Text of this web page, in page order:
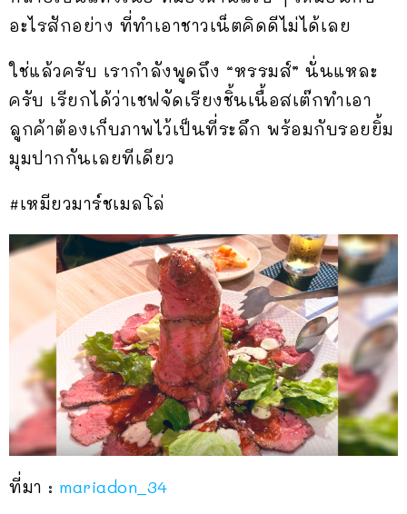
อะไรสักอย่าง ที่ทำเอาชาวเน็ตคิดดีไม่ได้เลย
ใช่แล้วครับ เรากำลังพูดถึง “หรรมส์” นั่นแหละ
ครับ เรียกได้ว่าเชฟจัดเรียงชิ้นเนื้อสเต๊กทำเอา
ลูกค้าต้องเก็บภาพไว้เป็นที่ระลึก พร้อมกับรอยยิ้ม
มุมปากกันเลยทีเดียว
#เหมียวมาร์ชเมลโล่
ที่มา : mariadon_34